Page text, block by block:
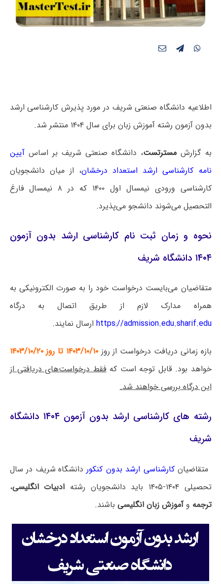
اطلاعیه دانشگاه صنعتی شریف در مورد پذیرش کارشناسی ارشد
بدون آزمون رشته آموزش زبان برای سال ۱۴۰۴ منتشر شد.
به گزارش مسترتست، دانشگاه صنعتی شریف بر اساسآیین
نامه کارشناسی ارشد استعداد درخشان، از میان دانشجویان
کارشناسی ورودی نیمسال اول ۱۴۰۰ که در ۸ نیمسال فارغ
التحصیل می‌شوند دانشجو می‌پذیرد.
نحوه و زمان ثبت نام کارشناسی ارشد بدون آزمون
۱۴۰۴ دانشگاه شریف
متقاضیان می‌بایست درخواست خود را به صورت الکترونیکی به
همراه مدارک لازم از طریق اتصال به درگاه
https://admission.edu.sharif.edu ارسال نمایند.
بازه زمانی دریافت درخواست از روز۱۴۰۳/۱۰/۱۰ تا روز ۱۴۰۳/۱۰/۲۰
خواهد بود. قابل توجه است کهفقط درخواست‌های دریافتی از
این درگاه بررسی خواهند شد.
رشته های کارشناسی ارشد بدون آزمون ۱۴۰۴ دانشگاه
شریف
متقاضیانکارشناسی ارشد بدون کنکور دانشگاه شریف در سال
تحصیلی ۱۴۰۴-۱۴۰۵ باید دانشجویان رشته
ادبیات انگلیسی،
ترجمه وآموزش زبان انگلیسی باشند.